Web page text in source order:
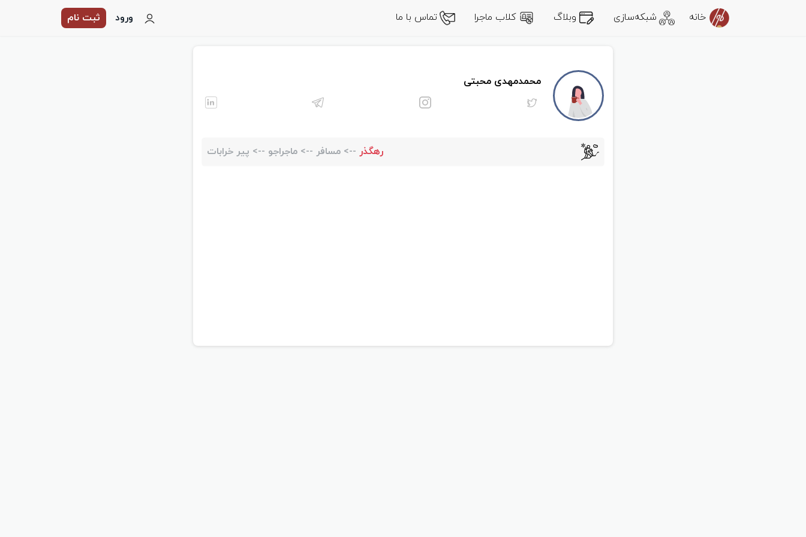
خانه شبکه‌سازی وبلاگ کلاب ماجرا تماس با ما ورود ثبت نام
محمدمهدی محبتی
رهگذر --> مسافر --> ماجراجو --> پیر خرابات